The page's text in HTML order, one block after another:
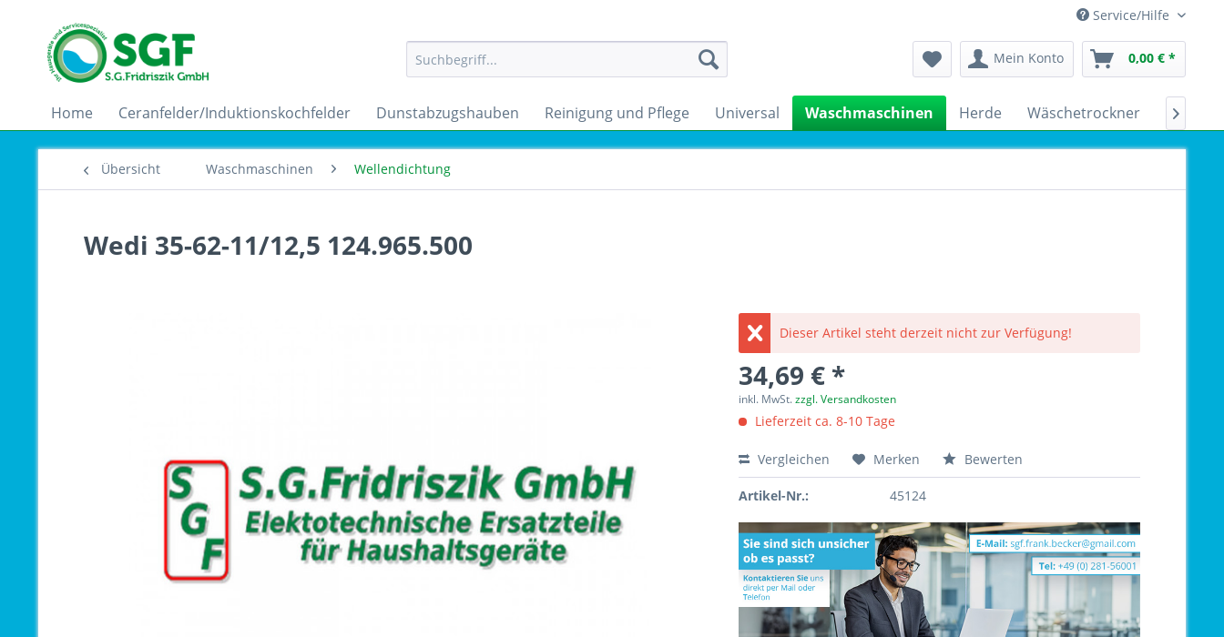
Service/Hilfe
Mein Konto 0,00 € *
Home Ceranfelder/Induktionskochfelder Dunstabzugshauben Reinigung und Pflege Universal Waschmaschinen Herde Wäschetrockner 
Übersicht Waschmaschinen Wellendichtung
Wedi 35-62-11/12,5 124.965.500
Dieser Artikel steht derzeit nicht zur Verfügung!
34,69 € *
inkl. MwSt.zzgl. Versandkosten
Lieferzeit ca. 8-10 Tage
Vergleichen Merken Bewerten
Artikel-Nr.: 45124